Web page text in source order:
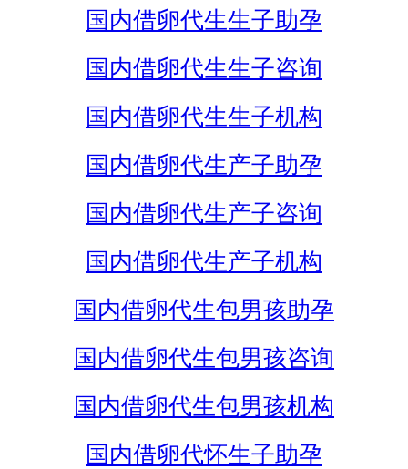
国内借卵代生生子助孕
国内借卵代生生子咨询
国内借卵代生生子机构
国内借卵代生产子助孕
国内借卵代生产子咨询
国内借卵代生产子机构
国内借卵代生包男孩助孕
国内借卵代生包男孩咨询
国内借卵代生包男孩机构
国内借卵代怀生子助孕